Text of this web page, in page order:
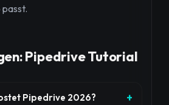
Pipedrive Tutorial
Pipedrive 2026?